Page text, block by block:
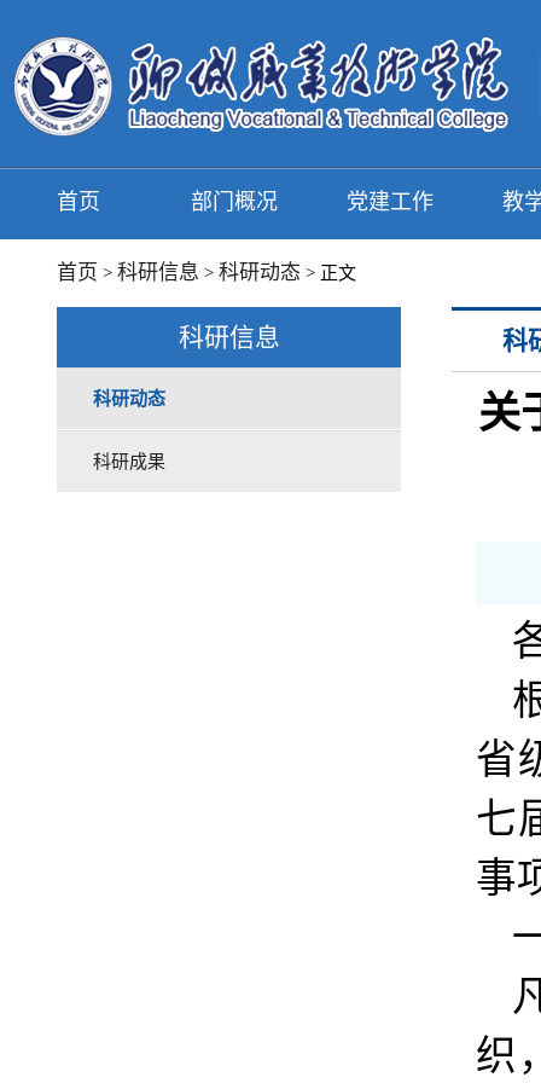
首页 部门概况 党建工作 教
首页 > 科研信息 > 科研动态 > 正文
科研信息
科研动态
科研成果
科
关
省
七
事
织